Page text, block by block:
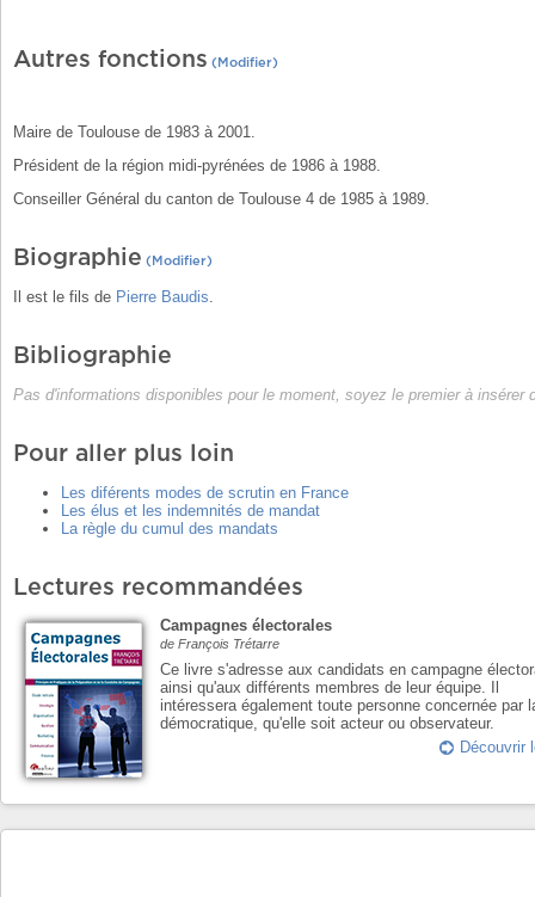
Autres fonctions (Modifier)
Maire de Toulouse de 1983 à 2001.
Président de la région midi-pyrénées de 1986 à 1988.
Conseiller Général du canton de Toulouse 4 de 1985 à 1989.
Biographie (Modifier)
Il est le fils de Pierre Baudis.
Bibliographie
Pas d'informations disponibles pour le moment, soyez le premier à insérer
Pour aller plus loin
Les diférents modes de scrutin en France
Les élus et les indemnités de mandat
La règle du cumul des mandats
Lectures recommandées
Campagnes électorales
de François Trétarre
Ce livre s'adresse aux candidats en campagne
ainsi qu'aux différents membres de leur équipe. Il
intéressera également toute personne concernée par
démocratique, qu'elle soit acteur ou observateur.
Découvrir